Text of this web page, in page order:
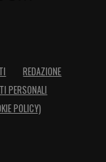
REDAZIONE
PERSONALI
POLICY)